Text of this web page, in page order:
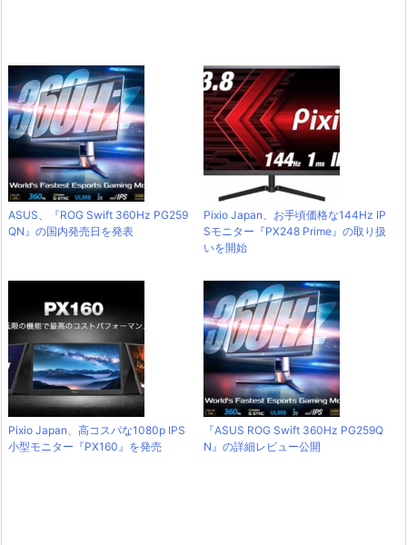
ASUS、『ROG Swift 360Hz PG259
QN』の国内発売日を発表
Pixio Japan、お手頃価格な144Hz IP
Sモニター『PX248 Prime』の取り扱
いを開始
Pixio Japan、高コスパな1080p IPS
小型モニター『PX160』を発売
『ASUS ROG Swift 360Hz PG259Q
N』の詳細レビュー公開